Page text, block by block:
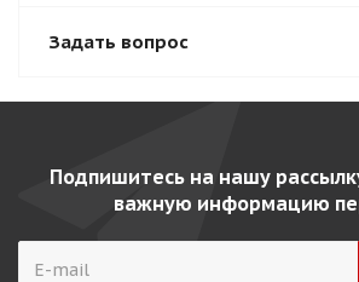
Задать вопрос
Подпишитесь на нашу
важную информацию